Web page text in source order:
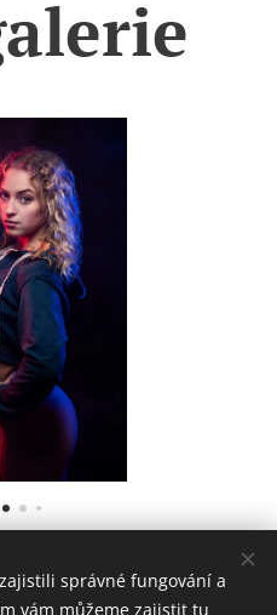
správné fungování a
vám můžeme zajistit tu